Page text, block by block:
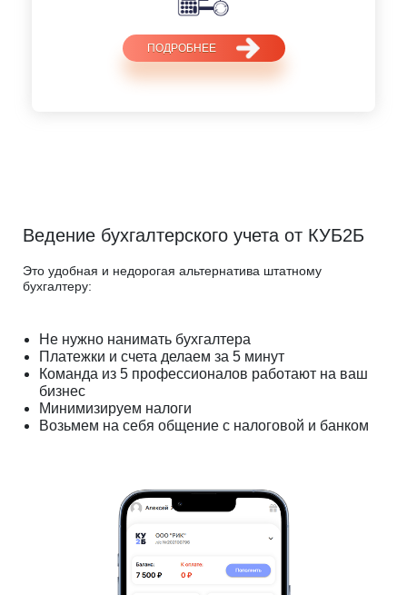
ПОДРОБНЕЕ
Ведение бухгалтерского учета от КУБ2Б
Это удобная и недорогая альтернатива штатному
бухгалтеру:
Не нужно нанимать бухгалтера
Платежки и счета делаем за 5 минут
Команда из 5 профессионалов работают на ваш
бизнес
Минимизируем налоги
Возьмем на себя общение с налоговой и банком